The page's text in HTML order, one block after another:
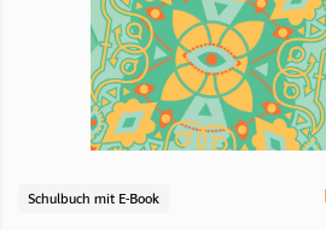
Schulbuch mit E-Book